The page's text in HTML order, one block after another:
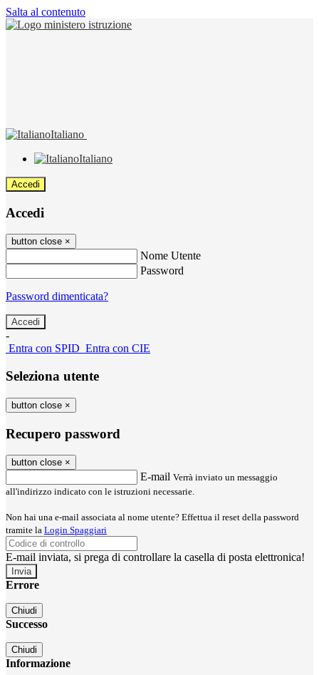
Salta al contenuto
Italiano
Italiano
Accedi
Accedi
button close ×
Nome Utente
Password
Password dimenticata?
-
Entra con SPID Entra con CIE
Seleziona utente
button close ×
Recupero password
button close ×
E-mail Verrà inviato un messaggio
all'indirizzo indicato con le istruzioni necessarie.
Non hai una e-mail associata al nome utente? Effettua il reset della password
tramite la Login Spaggiari
E-mail inviata, si prega di controllare la casella di posta elettronica!
Errore
Chiudi
Successo
Chiudi
Informazione